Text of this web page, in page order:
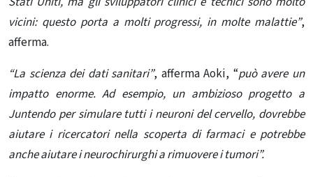
vicini: questo porta a molti progressi, in molte malattie”,
afferma.
“La scienza dei dati sanitari”, afferma Aoki, “può avere un
impatto enorme. Ad esempio, un ambizioso progetto a
Juntendo per simulare tutti i neuroni del cervello, dovrebbe
aiutare i ricercatori nella scoperta di farmaci e potrebbe
anche aiutare i neurochirurghi a rimuovere i tumori”.